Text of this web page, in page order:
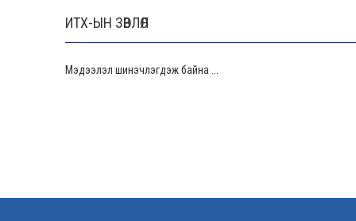
ИТХ-ЫН ЗӨВЛӨЛ
Мэдээлэл шинэчлэгдэж байна ...